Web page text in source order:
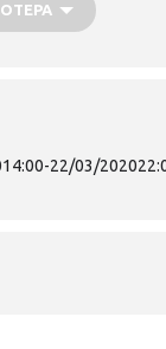
αρχίσει τα
5€
14:00-22/03/2020